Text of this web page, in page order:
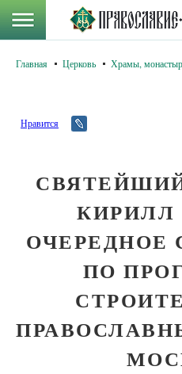
Главная Церковь Храмы,
Нравится
КИРИЛЛ
ОЧЕРЕДНОЕ
ПО